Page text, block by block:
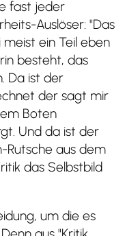
fast jeder
Auslöser: "Das
ein Teil eben
besteht, das
Da ist der
der sagt mir
Boten
Und da ist der
Rutsche aus dem
das Selbstbild
um die es